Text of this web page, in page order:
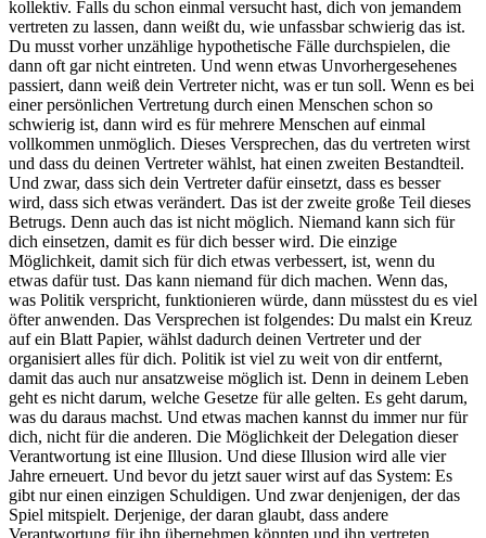
kollektiv. Falls du schon einmal versucht hast, dich von jemandem
vertreten zu lassen, dann weißt du, wie unfassbar schwierig das ist.
Du musst vorher unzählige hypothetische Fälle durchspielen, die
dann oft gar nicht eintreten. Und wenn etwas Unvorhergesehenes
passiert, dann weiß dein Vertreter nicht, was er tun soll. Wenn es bei
einer persönlichen Vertretung durch einen Menschen schon so
schwierig ist, dann wird es für mehrere Menschen auf einmal
vollkommen unmöglich. Dieses Versprechen, das du vertreten wirst
und dass du deinen Vertreter wählst, hat einen zweiten Bestandteil.
Und zwar, dass sich dein Vertreter dafür einsetzt, dass es besser
wird, dass sich etwas verändert. Das ist der zweite große Teil dieses
Betrugs. Denn auch das ist nicht möglich. Niemand kann sich für
dich einsetzen, damit es für dich besser wird. Die einzige
Möglichkeit, damit sich für dich etwas verbessert, ist, wenn du
etwas dafür tust. Das kann niemand für dich machen. Wenn das,
was Politik verspricht, funktionieren würde, dann müsstest du es viel
öfter anwenden. Das Versprechen ist folgendes: Du malst ein Kreuz
auf ein Blatt Papier, wählst dadurch deinen Vertreter und der
organisiert alles für dich. Politik ist viel zu weit von dir entfernt,
damit das auch nur ansatzweise möglich ist. Denn in deinem Leben
geht es nicht darum, welche Gesetze für alle gelten. Es geht darum,
was du daraus machst. Und etwas machen kannst du immer nur für
dich, nicht für die anderen. Die Möglichkeit der Delegation dieser
Verantwortung ist eine Illusion. Und diese Illusion wird alle vier
Jahre erneuert. Und bevor du jetzt sauer wirst auf das System: Es
gibt nur einen einzigen Schuldigen. Und zwar denjenigen, der das
Spiel mitspielt. Derjenige, der daran glaubt, dass andere
Verantwortung für ihn übernehmen könnten und ihn vertreten